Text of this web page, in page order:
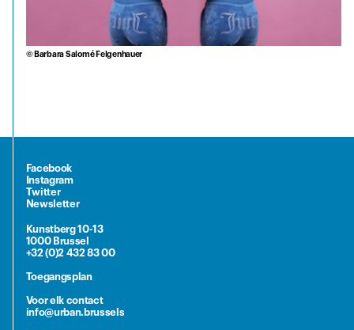
© Barbara Salomé Felgenhauer
Facebook
Instagram
Twitter
Newsletter
Kunstberg 10-13
1000 Brussel
+32 (0)2 432 83 00
Toegangsplan
Voor elk contact
info@urban.brussels